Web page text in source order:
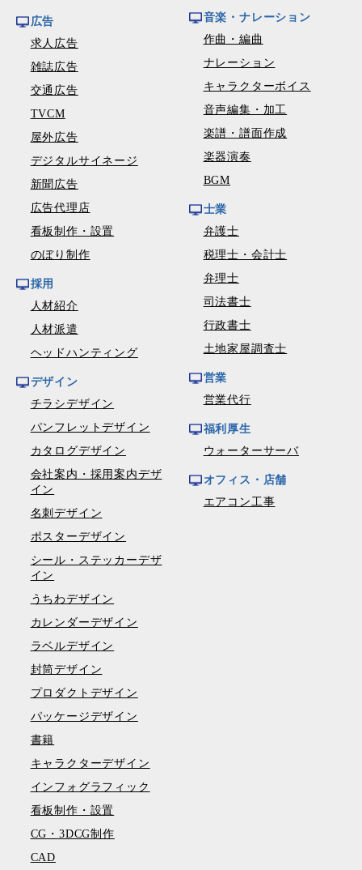
広告
求人広告
雑誌広告
交通広告
TVCM
屋外広告
デジタルサイネージ
新聞広告
広告代理店
看板制作・設置
のぼり制作
採用
人材紹介
人材派遣
ヘッドハンティング
デザイン
チラシデザイン
パンフレットデザイン
カタログデザイン
会社案内・採用案内デザ
イン
名刺デザイン
ポスターデザイン
シール・ステッカーデザ
イン
うちわデザイン
カレンダーデザイン
ラベルデザイン
封筒デザイン
プロダクトデザイン
パッケージデザイン
書籍
キャラクターデザイン
インフォグラフィック
看板制作・設置
CG・3DCG制作
CAD
音楽・ナレーション
作曲・編曲
ナレーション
キャラクターボイス
音声編集・加工
楽譜・譜面作成
楽器演奏
BGM
士業
弁護士
税理士・会計士
弁理士
司法書士
行政書士
土地家屋調査士
営業
営業代行
福利厚生
ウォーターサーバ
オフィス・店舗
エアコン工事